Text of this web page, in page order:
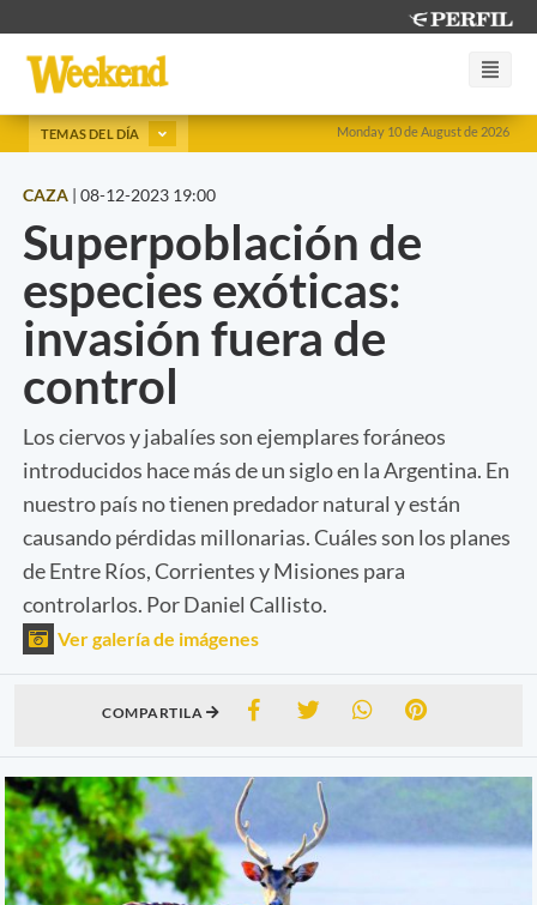
Monday 10 de August de 2026
TEMAS DEL DÍA
CAZA | 08-12-2023 19:00
Superpoblación de
especies exóticas:
invasión fuera de
control
Los ciervos y jabalíes son ejemplares foráneos
introducidos hace más de un siglo en la Argentina. En
nuestro país no tienen predador natural y están
causando pérdidas millonarias. Cuáles son los planes
de Entre Ríos, Corrientes y Misiones para
controlarlos. Por Daniel Callisto.
Ver galería de imágenes
COMPARTILA